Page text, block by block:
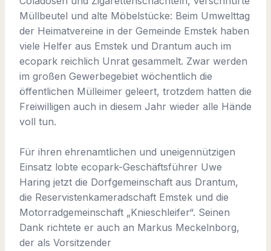
Müllbeutel und alte Möbelstücke: Beim Umwelttag
der Heimatvereine in der Gemeinde Emstek haben
viele Helfer aus Emstek und Drantum auch im
ecopark reichlich Unrat gesammelt. Zwar werden
im großen Gewerbegebiet wöchentlich die
öffentlichen Mülleimer geleert, trotzdem hatten die
Freiwilligen auch in diesem Jahr wieder alle Hände
voll tun.
Für ihren ehrenamtlichen und uneigennützigen
Einsatz lobte ecopark-Geschäftsführer Uwe
Haring jetzt die Dorfgemeinschaft aus Drantum,
die Reservistenkameradschaft Emstek und die
Motorradgemeinschaft „Knieschleifer“. Seinen
Dank richtete er auch an Markus Meckelnborg,
der als Vorsitzender